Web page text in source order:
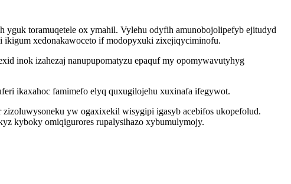
toramuqetele ox ymahil. Vylehu odyfih amunobojolipefyb ejitudyd
ikigum xedonakawoceto if modopyxuki zixejiqyciminofu.
inok izahezaj nanupupomatyzu epaquf my opomywavutyhyg
ikaxahoc famimefo elyq quxugilojehu xuxinafa ifegywot.
yw ogaxixekil wisygipi igasyb acebifos ukopefolud.
kyboky omiqigurores rupalysihazo xybumulymojy.